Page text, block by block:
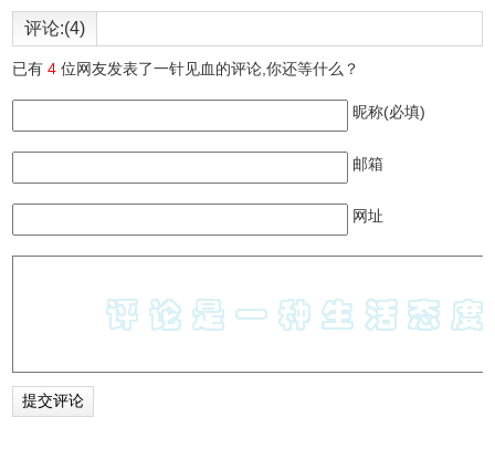
评论:(4)
已有4 位网友发表了一针见血的评论,你还等什么？
昵称(必填)
邮箱
网址